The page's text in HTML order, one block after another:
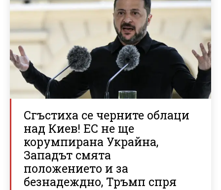
Сгъстиха се черните облаци
над Киев! ЕС не ще
корумпирана Украйна,
Западът смята
положението и за
безнадеждно, Тръмп спря